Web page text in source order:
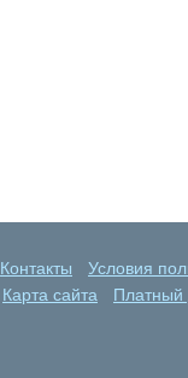
Контакты
Условия
Карта сайта Платный